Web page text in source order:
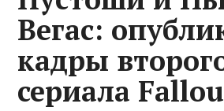
Вегас:
кадры
сериала